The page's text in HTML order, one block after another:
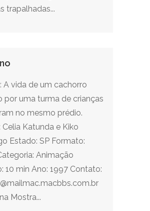
trapalhadas...
A vida de um cachorro
por uma turma de crianças
no mesmo prédio.
Celia Katunda e Kiko
Estado: SP Formato:
Animação
10 min Ano: 1997 Contato:
Mostra...